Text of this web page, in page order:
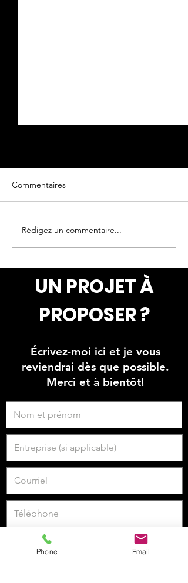
Main courante (rampe)
peinte à la
Commentaires
Rédigez un commentaire...
UN PROJET À
PROPOSER ?
Écrivez-moi ici et je vous
reviendrai dès que possible.
Merci et à bientôt!
Phone Email